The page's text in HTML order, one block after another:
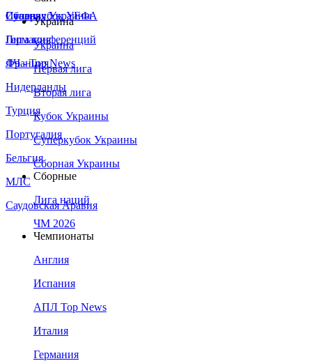
Сборная Украины
Италия
Германия
Франция
Нидерланды
Турция
Португалия
Бельгия
МЛС
Саудовская Аравия
Суперкубок УЕФА
Лига конференций
ЛЧ - Top News
Украина
Украина
Первая лига
Вторая лига
Кубок Украины
Суперкубок Украины
Сборная Украины
Сборные
Лига наций
ЧМ 2026
Чемпионаты
Англия
Испания
АПЛ Top News
Италия
Германия